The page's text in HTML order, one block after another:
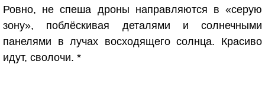
Ровно, не спеша дроны направляются в «серую
зону», поблёскивая деталями и солнечными
панелями в лучах восходящего солнца. Красиво
идут, сволочи. *